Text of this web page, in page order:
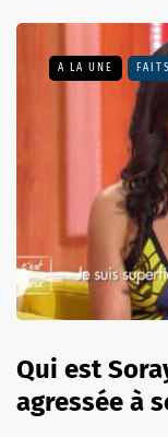
A LA UNE
Qui est
agressée à